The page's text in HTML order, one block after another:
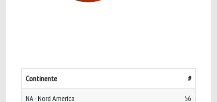
Continente #
NA - Nord America 56